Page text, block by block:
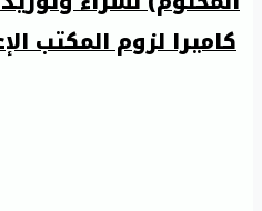
كاميرا لزوم المكتب